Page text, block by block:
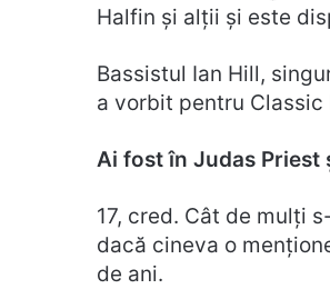
Halfin și alții și este
Bassistul Ian Hill,
a vorbit pentru
Ai fost în Judas Priest
17, cred. Cât de mulți
dacă cineva o
de ani.